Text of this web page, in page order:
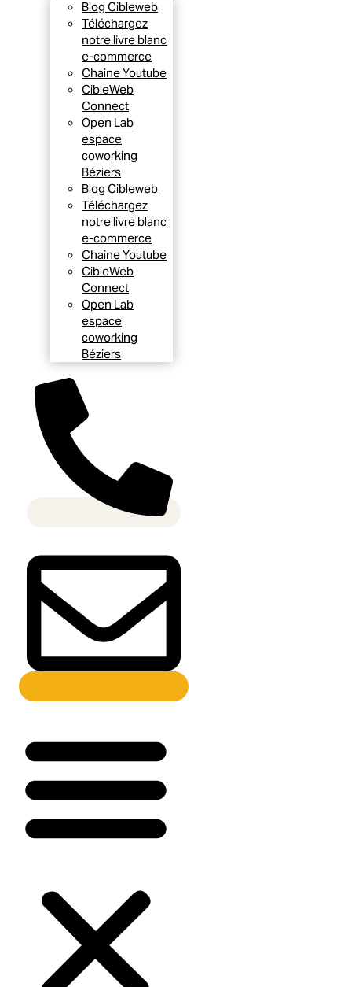
Blog Cibleweb
Téléchargez
notre livre blanc
e-commerce
Chaine Youtube
CibleWeb
Connect
Open Lab
espace
coworking
Béziers
Blog Cibleweb
Téléchargez
notre livre blanc
e-commerce
Chaine Youtube
CibleWeb
Connect
Open Lab
espace
coworking
Béziers